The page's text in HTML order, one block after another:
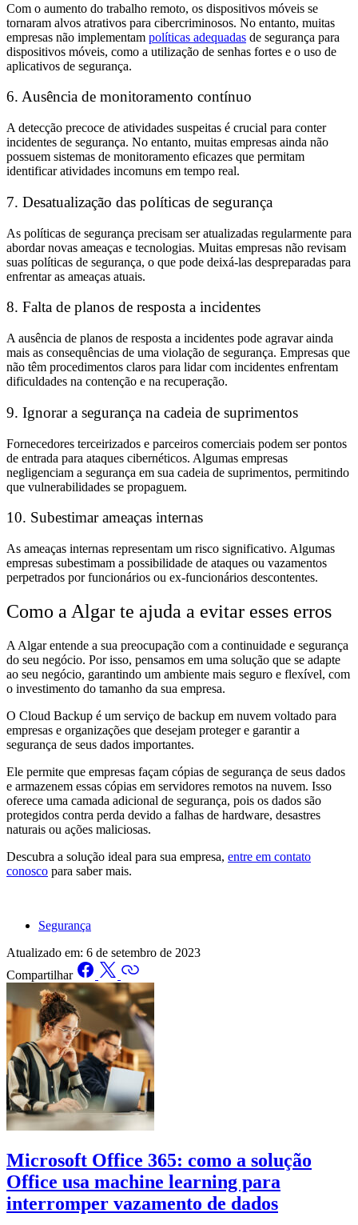
Com o aumento do trabalho remoto, os dispositivos móveis se
tornaram alvos atrativos para cibercriminosos. No entanto, muitas
empresas não implementam políticas adequadas de segurança para
dispositivos móveis, como a utilização de senhas fortes e o uso de
aplicativos de segurança.
6. Ausência de monitoramento contínuo
A detecção precoce de atividades suspeitas é crucial para conter
incidentes de segurança. No entanto, muitas empresas ainda não
possuem sistemas de monitoramento eficazes que permitam
identificar atividades incomuns em tempo real.
7. Desatualização das políticas de segurança
As políticas de segurança precisam ser atualizadas regularmente para
abordar novas ameaças e tecnologias. Muitas empresas não revisam
suas políticas de segurança, o que pode deixá-las despreparadas para
enfrentar as ameaças atuais.
8. Falta de planos de resposta a incidentes
A ausência de planos de resposta a incidentes pode agravar ainda
mais as consequências de uma violação de segurança. Empresas que
não têm procedimentos claros para lidar com incidentes enfrentam
dificuldades na contenção e na recuperação.
9. Ignorar a segurança na cadeia de suprimentos
Fornecedores terceirizados e parceiros comerciais podem ser pontos
de entrada para ataques cibernéticos. Algumas empresas
negligenciam a segurança em sua cadeia de suprimentos, permitindo
que vulnerabilidades se propaguem.
10. Subestimar ameaças internas
As ameaças internas representam um risco significativo. Algumas
empresas subestimam a possibilidade de ataques ou vazamentos
perpetrados por funcionários ou ex-funcionários descontentes.
Como a Algar te ajuda a evitar esses erros
A Algar entende a sua preocupação com a continuidade e segurança
do seu negócio. Por isso, pensamos em uma solução que se adapte
ao seu negócio, garantindo um ambiente mais seguro e flexível, com
o investimento do tamanho da sua empresa.
O Cloud Backup é um serviço de backup em nuvem voltado para
empresas e organizações que desejam proteger e garantir a
segurança de seus dados importantes.
Ele permite que empresas façam cópias de segurança de seus dados
e armazenem essas cópias em servidores remotos na nuvem. Isso
oferece uma camada adicional de segurança, pois os dados são
protegidos contra perda devido a falhas de hardware, desastres
naturais ou ações maliciosas.
Descubra a solução ideal para sua empresa, entre em contato
conosco para saber mais.
Segurança
Atualizado em: 6 de setembro de 2023
Compartilhar
Microsoft Office 365: como a solução
Office usa machine learning para
interromper vazamento de dados